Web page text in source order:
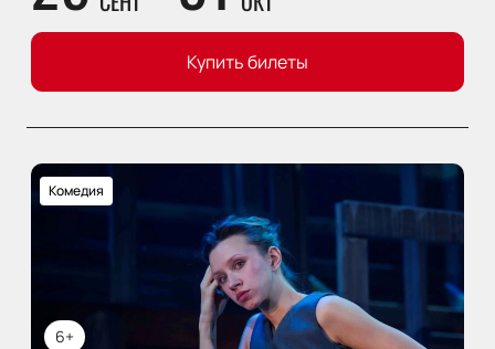
Купить билеты
6+
Комедия